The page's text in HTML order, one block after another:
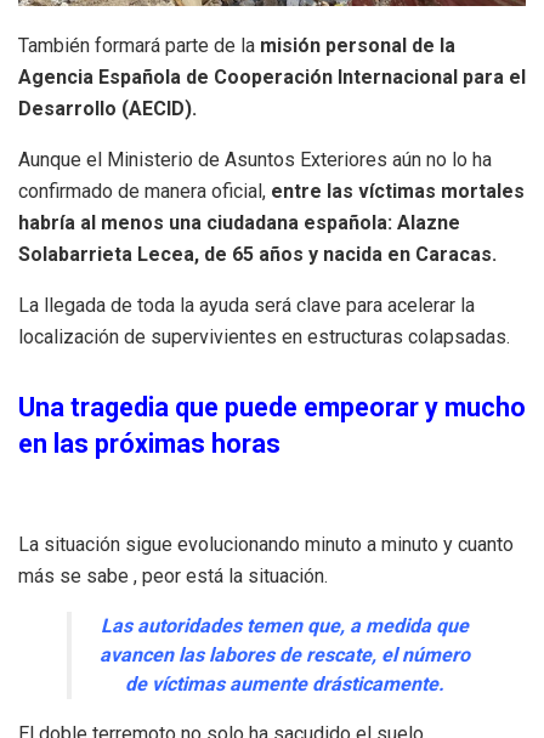
También formará parte de la misión personal de la
Agencia Española de Cooperación Internacional para el
Desarrollo (AECID).
Aunque el Ministerio de Asuntos Exteriores aún no lo ha
confirmado de manera oficial, entre las víctimas mortales
habría al menos una ciudadana española: Alazne
Solabarrieta Lecea, de 65 años y nacida en Caracas.
La llegada de toda la ayuda será clave para acelerar la
localización de supervivientes en estructuras colapsadas.
Una tragedia que puede empeorar y mucho
en las próximas horas
La situación sigue evolucionando minuto a minuto y cuanto
más se sabe , peor está la situación.
Las autoridades temen que, a medida que
avancen las labores de rescate, el número
de víctimas aumente drásticamente.